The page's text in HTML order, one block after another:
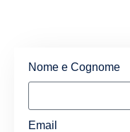
Nome e Cognome
Email